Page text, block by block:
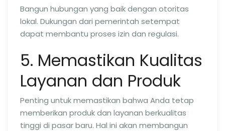
Bangun hubungan yang baik dengan otoritas
lokal. Dukungan dari pemerintah setempat
dapat membantu proses izin dan regulasi.
5. Memastikan Kualitas
Layanan dan Produk
Penting untuk memastikan bahwa Anda tetap
memberikan produk dan layanan berkualitas
tinggi di pasar baru. Hal ini akan membangun